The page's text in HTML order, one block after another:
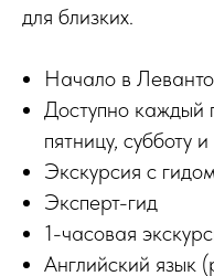
для близких.
Начало в Леванто
Доступно каждый
пятницу, субботу
Экскурсия с гидом
Эксперт-гид
1-часовая
Английский язык